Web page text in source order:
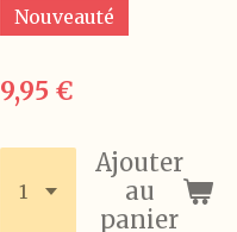
Nouveauté
9,95 €
Ajouter
au
panier